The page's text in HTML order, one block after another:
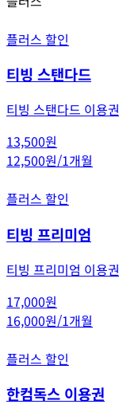
플러스 할인
티빙 스탠다드
티빙 스탠다드 이용권
13,500원
12,500원/1개월
플러스 할인
티빙 프리미엄
티빙 프리미엄 이용권
17,000원
16,000원/1개월
플러스 할인
한컴독스 이용권